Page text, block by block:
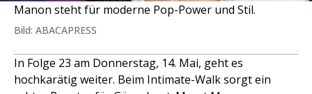
Manon steht für moderne Pop-Power und Stil.
Bild: ABACAPRESS
In Folge 23 am Donnerstag, 14. Mai, geht es
hochkarätig weiter. Beim Intimate-Walk sorgt ein